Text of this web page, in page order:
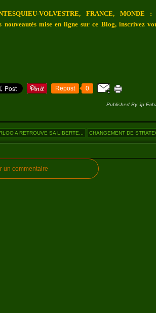
VOLVESTRE, FRANCE, MONDE
nouveautés mise en ligne sur ce Blog, inscrivez
Repost 0
Published By Jp
A RETROUVE SA LIBERTE... CHANGEMENT DE
un commentaire